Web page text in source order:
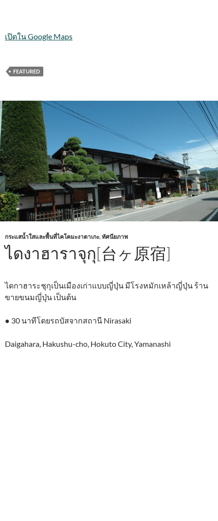
เปิดใน Google Maps
FEATURED
กระแสน้ำใสและพื้นที่ไคโคมะงาตาเกะ,ทัศนียภาพ
ไดงาฮาราจุกุ[台ヶ原宿]
ไดกาฮาระชุกุเป็นเมืองเก่าแบบญี่ปุ่น มีโรงหมักเหล้าญี่ปุ่น ร้าน
ขายขนมญี่ปุ่น เป็นต้น
● 30 นาทีโดยรถบัสจากสถานี Nirasaki
Daigahara, Hakushu-cho, Hokuto City, Yamanashi